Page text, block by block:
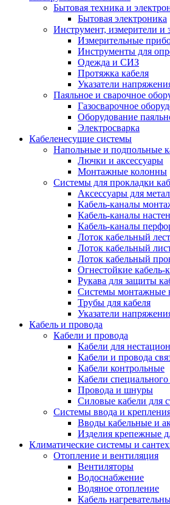
Бытовая техника и
Бытовая электроника
Инструмент, измерители и
Измерительные
Инструменты для
Одежда и СИЗ
Протяжка кабеля
Указатели
Паяльное и сварочное
Газосварочное
Оборудование
Электросварка
Кабеленесущие системы
Напольные и подпольные
Лючки и аксессуары
Монтажные колонны
Системы для прокладки
Аксессуары для
Кабель-каналы
Кабель-каналы
Кабель-каналы
Лоток кабельный
Лоток кабельный
Лоток кабельный
Огнестойкие кабель-
Рукава для защиты
Системы монтажные
Трубы для кабеля
Указатели
Кабель и провода
Кабели и провода
Кабели для
Кабели и провода
Кабели контрольные
Кабели специального
Провода и шнуры
Силовые кабели для
Системы ввода и
Вводы кабельные и
Изделия крепежные
Климатические системы и
Отопление и вентиляция
Вентиляторы
Водоснабжение
Водяное отопление
Кабель